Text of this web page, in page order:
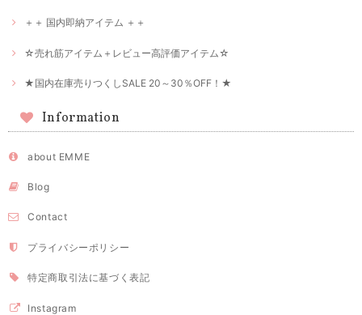
＋＋ 国内即納アイテム ＋＋
☆売れ筋アイテム＋レビュー高評価アイテム☆
★国内在庫売りつくしSALE 20～30％OFF！★
Information
about EMME
Blog
Contact
プライバシーポリシー
特定商取引法に基づく表記
Instagram